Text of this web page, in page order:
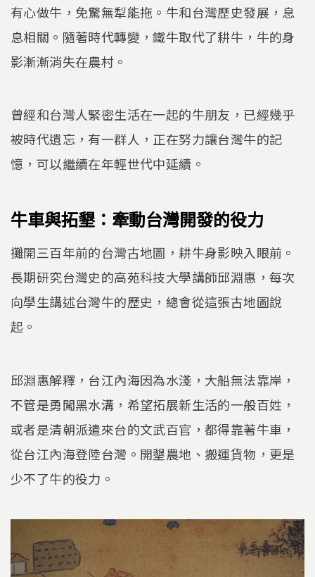
有心做牛，免驚無犁能拖。牛和台灣歷史發展，息
息相關。隨著時代轉變，鐵牛取代了耕牛，牛的身
影漸漸消失在農村。
曾經和台灣人緊密生活在一起的牛朋友，已經幾乎
被時代遺忘，有一群人，正在努力讓台灣牛的記
憶，可以繼續在年輕世代中延續。
牛車與拓墾：牽動台灣開發的役力
攤開三百年前的台灣古地圖，耕牛身影映入眼前。
長期研究台灣史的高苑科技大學講師邱淵惠，每次
向學生講述台灣牛的歷史，總會從這張古地圖說
起。
邱淵惠解釋，台江內海因為水淺，大船無法靠岸，
不管是勇闖黑水溝，希望拓展新生活的一般百姓，
或者是清朝派遣來台的文武百官，都得靠著牛車，
從台江內海登陸台灣。開墾農地、搬運貨物，更是
少不了牛的役力。